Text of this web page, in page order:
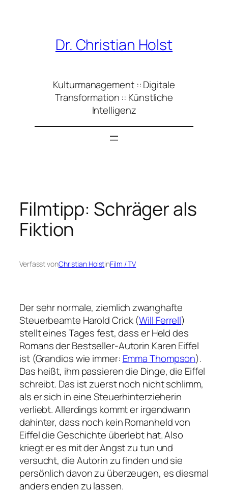
Dr. Christian Holst
Kulturmanagement :: Digitale
Transformation :: Künstliche
Intelligenz
Filmtipp: Schräger als
Fiktion
Verfasst vonChristian HolstinFilm / TV
Der sehr normale, ziemlich zwanghafte
Steuerbeamte Harold Crick (Will Ferrell)
stellt eines Tages fest, dass er Held des
Romans der Bestseller-Autorin Karen Eiffel
ist (Grandios wie immer: Emma Thompson).
Das heißt, ihm passieren die Dinge, die Eiffel
schreibt. Das ist zuerst noch nicht schlimm,
als er sich in eine Steuerhinterzieherin
verliebt. Allerdings kommt er irgendwann
dahinter, dass noch kein Romanheld von
Eiffel die Geschichte überlebt hat. Also
kriegt er es mit der Angst zu tun und
versucht, die Autorin zu finden und sie
persönlich davon zu überzeugen, es diesmal
anders enden zu lassen.